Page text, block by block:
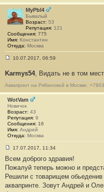
щ
е
н
и
#
1
3
0
8
MyPbl4
Бывалый
Возраст: 53
Репутация: 121
Сообщения: 775
Имя: Константин
Откуда: Москва
о
б
щ
е
н
и
е
#
1
3
0
10.07.2017, 06:59
Karmys54, Видать не в том
Аквапринт на Рябиновой в Москве.
WotVam
Новичок
Возраст: 43
Репутация: 9
Сообщения: 16
Имя: Андрей
Откуда: Москва
о
б
щ
н
17.07.2017, 11:34
Всем доброго здравия!
Пожалуй теперь можно и
Решили с товарищем обьеденив
аквапринте. Зовут Андрей и